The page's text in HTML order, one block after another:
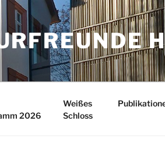
2026
Weißes
Schloss